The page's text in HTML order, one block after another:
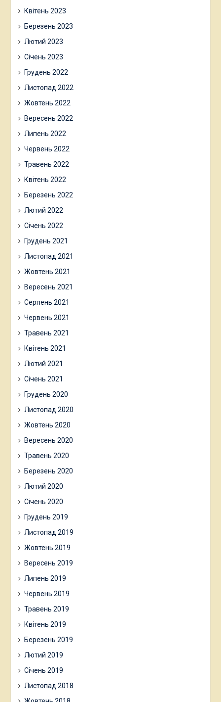
Квітень 2023
Березень 2023
Лютий 2023
Січень 2023
Грудень 2022
Листопад 2022
Жовтень 2022
Вересень 2022
Липень 2022
Червень 2022
Травень 2022
Квітень 2022
Березень 2022
Лютий 2022
Січень 2022
Грудень 2021
Листопад 2021
Жовтень 2021
Вересень 2021
Серпень 2021
Червень 2021
Травень 2021
Квітень 2021
Лютий 2021
Січень 2021
Грудень 2020
Листопад 2020
Жовтень 2020
Вересень 2020
Травень 2020
Березень 2020
Лютий 2020
Січень 2020
Грудень 2019
Листопад 2019
Жовтень 2019
Вересень 2019
Липень 2019
Червень 2019
Травень 2019
Квітень 2019
Березень 2019
Лютий 2019
Січень 2019
Листопад 2018